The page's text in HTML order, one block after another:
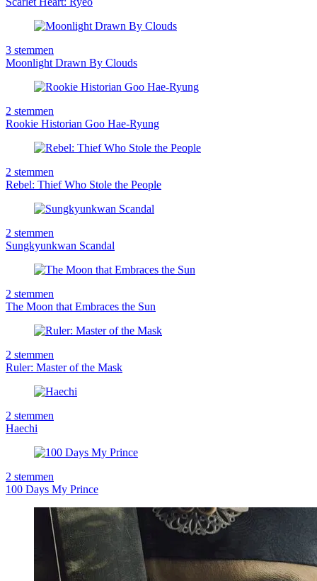
3 stemmen
Moonlight Drawn By Clouds
2 stemmen
Rookie Historian Goo Hae-Ryung
2 stemmen
Rebel: Thief Who Stole the People
2 stemmen
Sungkyunkwan Scandal
2 stemmen
The Moon that Embraces the Sun
2 stemmen
Ruler: Master of the Mask
2 stemmen
Haechi
2 stemmen
100 Days My Prince